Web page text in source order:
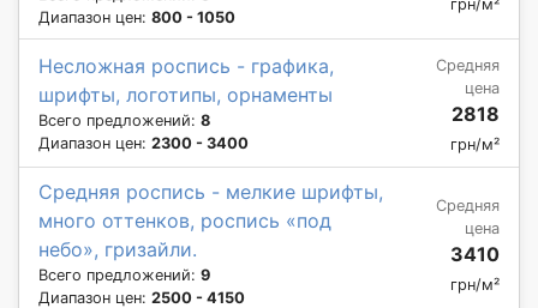
Диапазон цен: 800 - 1050
грн/м²
Несложная роспись - графика,
шрифты, логотипы, орнаменты
Всего предложений: 8
Диапазон цен: 2300 - 3400
Средняя
цена
2818
грн/м²
Средняя роспись - мелкие шрифты,
много оттенков, роспись «под
небо», гризайли.
Всего предложений: 9
Диапазон цен: 2500 - 4150
Средняя
цена
3410
грн/м²